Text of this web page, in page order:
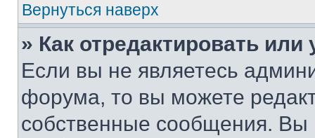
Вернуться наверх
» Как отредактировать
Если вы не являетесь
форума, то вы можете
собственные сообщения. Вы